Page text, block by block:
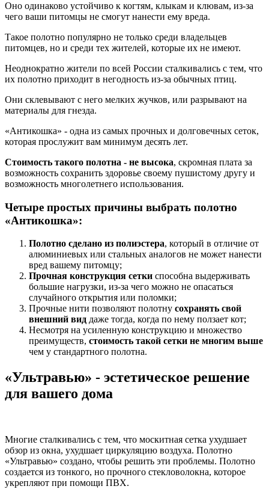
Оно одинаково устойчиво к когтям, клыкам и клювам, из-за
чего ваши питомцы не смогут нанести ему вреда.
Такое полотно популярно не только среди владельцев
питомцев, но и среди тех жителей, которые их не имеют.
Неоднократно жители по всей России сталкивались с тем, что
их полотно приходит в негодность из-за обычных птиц.
Они склевывают с него мелких жучков, или разрывают на
материалы для гнезда.
«Антикошка» - одна из самых прочных и долговечных сеток,
которая прослужит вам минимум десять лет.
Стоимость такого полотна - не высока, скромная плата за
возможность сохранить здоровье своему пушистому другу и
возможность многолетнего использования.
Четыре простых причины выбрать полотно
«Антикошка»:
Полотно сделано из полиэстера, который в отличие от
алюминиевых или стальных аналогов не может нанести
вред вашему питомцу;
Прочная конструкция сетки способна выдерживать
большие нагрузки, из-за чего можно не опасаться
случайного открытия или поломки;
Прочные нити позволяют полотну сохранять свой
внешний вид даже тогда, когда по нему ползает кот;
Несмотря на усиленную конструкцию и множество
преимуществ, стоимость такой сетки не многим выше
чем у стандартного полотна.
«Ультравью» - эстетическое решение
для вашего дома
Многие сталкивались с тем, что москитная сетка ухудшает
обзор из окна, ухудшает циркуляцию воздуха. Полотно
«Ультравью» создано, чтобы решить эти проблемы. Полотно
создается из тонкого, но прочного стекловолокна, которое
укрепляют при помощи ПВХ.